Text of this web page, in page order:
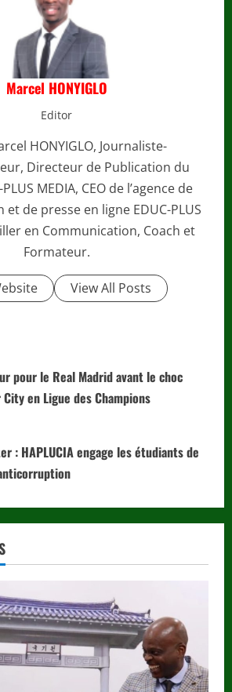
Marcel HONYIGLO
Editor
HONYIGLO, Journaliste-
Directeur de Publication du
MEDIA, CEO de l’agence de
de presse en ligne EDUC-PLUS
en Communication, Coach et
Formateur.
View All Posts
pour le Real Madrid avant le choc
en Ligue des Champions
: HAPLUCIA engage les étudiants de